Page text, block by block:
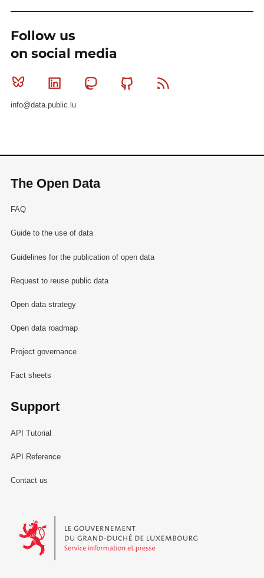
Follow us
on social media
Bluesky Linkedin MastodonGithub
info@data.public.lu
The Open Data
FAQ
Guide to the use of data
Guidelines for the publication of open data
Request to reuse public data
Open data strategy
Open data roadmap
Project governance
Fact sheets
Support
API Tutorial
API Reference
Contact us
Le Gouvernement du Grand-Duché de Luxembourg - Service